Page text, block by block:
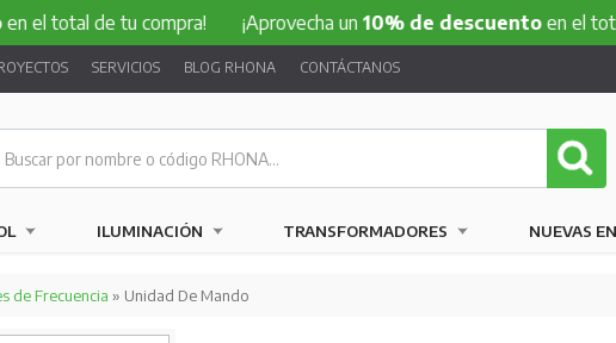
de tu compra! ¡Aprovecha un10% de descuentoen el total de tu
SERVICIOS BLOG RHONA CONTÁCTANOS
ILUMINACIÓN TRANSFORMADORES NUEVAS
de Frecuencia » Unidad De Mando